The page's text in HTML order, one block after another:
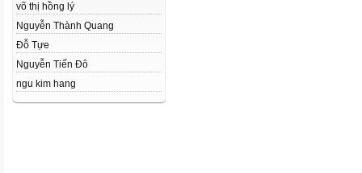
võ thị hồng lý
Nguyễn Thành Quang
Đỗ Tựe
Nguyễn Tiến Đô
ngu kim hang